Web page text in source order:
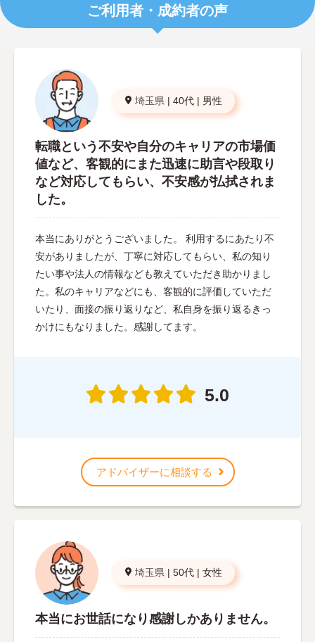
ご利用者・成約者の声
埼玉県 | 40代 | 男性
転職という不安や自分のキャリアの市場価
値など、客観的にまた迅速に助言や段取り
など対応してもらい、不安感が払拭されま
した。
本当にありがとうございました。 利用するにあたり不
安がありましたが、丁寧に対応してもらい、私の知り
たい事や法人の情報なども教えていただき助かりまし
た。私のキャリアなどにも、客観的に評価していただ
いたり、面接の振り返りなど、私自身を振り返るきっ
かけにもなりました。感謝してます。
5.0
アドバイザーに相談する
埼玉県 | 50代 | 女性
本当にお世話になり感謝しかありません。